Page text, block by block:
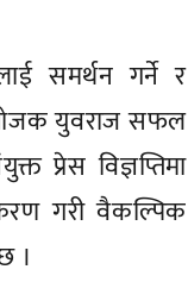
लाई समर्थन गर्ने र
युवराज सफल
प्रेस विज्ञप्तिमा
गरी वैकल्पिक
।